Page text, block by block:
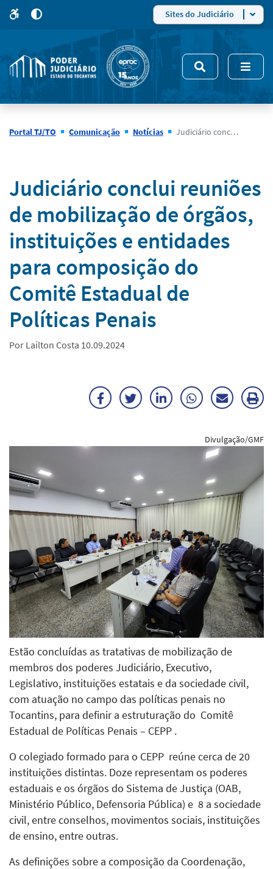
site
5
modo
de
alto
Sites do Judiciário
Portal TJ/TO Comunicação Notícias Judiciário conclui reuniões de mobilização de órgãos, instituições e entidades para composição do Comitê Estadual de Políticas Penais
Notícias
Judiciário conclui reuniões
de mobilização de órgãos,
instituições e entidades
para composição do
Comitê Estadual de
Políticas Penais
Por Lailton Costa 10.09.2024
FacebookTwitterLinkedInWhatsApp
Enviar
E-
Divulgação/GMF
Estão concluídas as tratativas de mobilização de
membros dos poderes Judiciário, Executivo,
Legislativo, instituições estatais e da sociedade civil,
com atuação no campo das políticas penais no
Tocantins, para definir a estruturação do Comitê
Estadual de Políticas Penais – CEPP .
O colegiado formado para o CEPP reúne cerca de 20
instituições distintas. Doze representam os poderes
estaduais e os órgãos do Sistema de Justiça (OAB,
Ministério Público, Defensoria Pública) e 8 a sociedade
civil, entre conselhos, movimentos sociais, instituições
de ensino, entre outras.
As definições sobre a composição da Coordenação,